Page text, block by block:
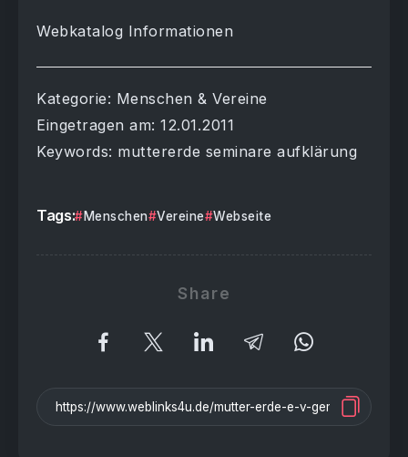
Webkatalog Informationen
Kategorie: Menschen & Vereine
Eingetragen am: 12.01.2011
Keywords: muttererde seminare aufklärung
Tags: Menschen Vereine Webseite
Share